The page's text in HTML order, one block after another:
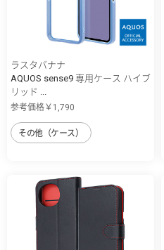
ラスタバナナ
AQUOS sense9 専用ケース ハイブ
リッド ...
参考価格￥1,790
その他（ケース）